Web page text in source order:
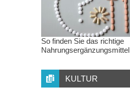
So finden Sie das richtige
Nahrungsergänzungsmittel
KULTUR